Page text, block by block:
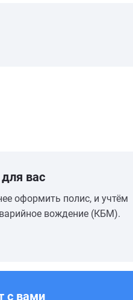
вас
оформить полис, и учтём
вождение (КБМ).
с вами